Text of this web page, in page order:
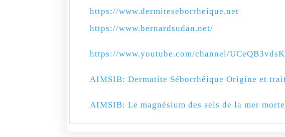
https://www.dermiteseborrheique.net
https://www.bernardsudan.net/
https://www.youtube.com/channel/
AIMSIB: Dermatite Séborrhéique Origine et
AIMSIB: Le magnésium des sels de la mer